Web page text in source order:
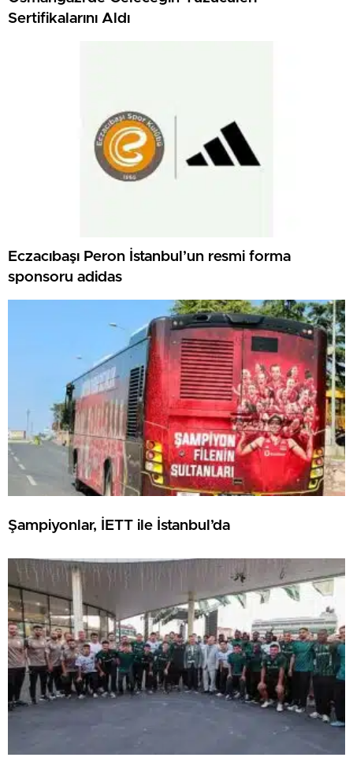
Sertifikalarını Aldı
Eczacıbaşı Peron İstanbul’un resmi forma
sponsoru adidas
Şampiyonlar, İETT ile İstanbul’da